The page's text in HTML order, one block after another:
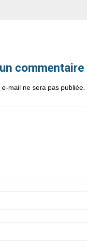
commentaire
mail ne sera pas publiée.